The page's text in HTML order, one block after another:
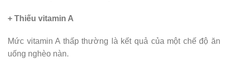
+ Thiếu vitamin A
Mức vitamin A thấp thường là kết quả của một chế độ ăn
uống nghèo nàn.